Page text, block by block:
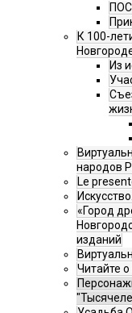
К 100-
Из
народов
Le
«Город
изданий
Читайте